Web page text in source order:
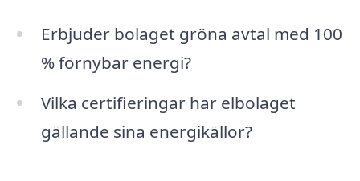
Erbjuder bolaget gröna avtal med 100
% förnybar energi?
Vilka certifieringar har elbolaget
gällande sina energikällor?